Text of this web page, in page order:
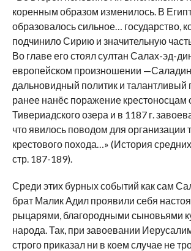
коренным образом изменилось. В
образовалось сильное… государство,
подчинило Сирию и значительную
Во главе его стоял султан Салах-эд-
европейском произношении
дальновидный политик и талантливый
ранее нанёс поражение крестоносцам
Тивериадского озера и в 1187 г.
что явилось поводом для организации
крестового похода…» (История
стр. 187-189).
Среди этих бурных событий как сам
брат Малик Адил проявили себя
рыцарями, благородными сыновьями
народа. Так, при завоевании
строго приказал ни в коем случае не